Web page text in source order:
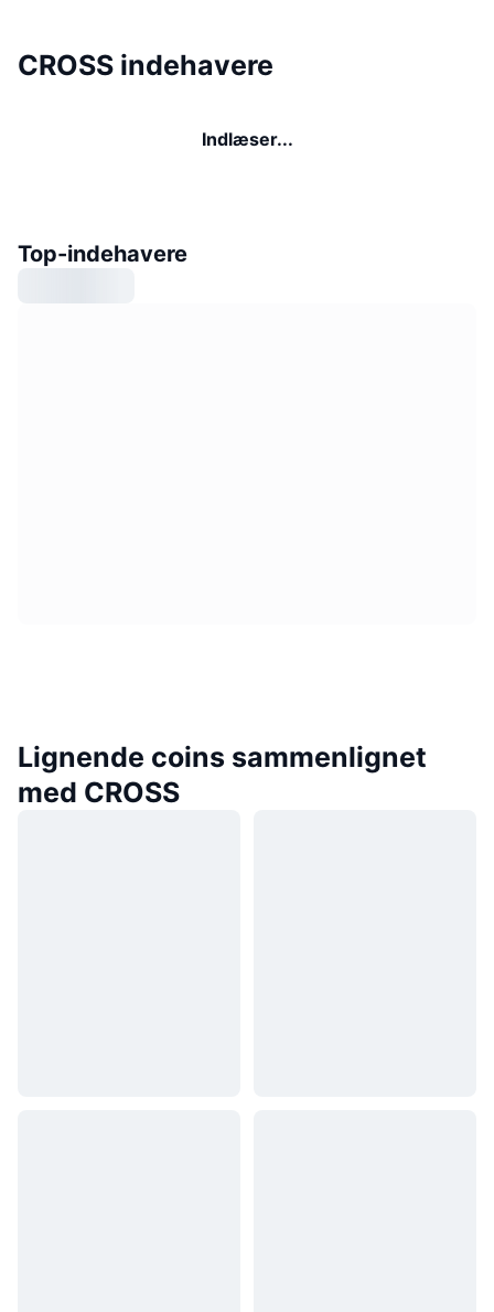
CROSS indehavere
Indlæser...
Top-indehavere
Lignende coins sammenlignet
med CROSS